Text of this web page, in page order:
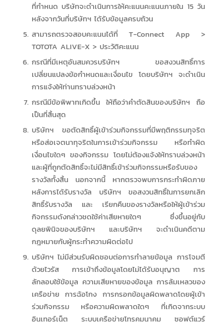
ที่กำหนด บริษัทจะดำเนินการให้คะแนนคะแนนภายใน 15 วัน
หลังจากวันที่บริษัทฯ ได้รับข้อมูลครบถ้วน
สามารถตรวจสอบคะแนนได้ที่ T-Connect App >
TOTOTA ALIVE-X > ประวัติคะแนน
กรณีที่มีเหตุอันสมควรบริษัทฯ ขอสงวนสิทธิ์การ
เปลี่ยนแปลงข้อกำหนดและเงื่อนไข โดยบริษัทฯ จะดำเนิน
การแจ้งให้ท่านทราบล่วงหน้า
กรณีมีข้อพิพาทเกิดขึ้น ให้ถือว่าคำตัดสินของบริษัทฯ ถือ
เป็นที่สิ้นสุด
บริษัทฯ ขอตัดสิทธิ์ผู้เข้าร่วมกิจกรรมที่มีพฤติกรรมทุจริต
หรือส่อเจตนาทุจริตในการเข้าร่วมกิจกรรม หรือทำผิด
เงื่อนไขใดๆ ของกิจกรรม โดยไม่ต้องแจ้งให้ทราบล่วงหน้า
และผู้ที่ถูกตัดสิทธิ์จะไม่มีสิทธิ์เข้าร่วมกิจกรรมหรือรับของ
รางวัลทั้งสิ้น นอกจากนี้ หากตรวจพบการกระทำผิดภาย
หลังการได้รับรางวัล บริษัทฯ ขอสงวนสิทธิ์ในการยกเลิก
สิทธิ์รับรางวัล และ เรียกคืนของรางวัลหรือให้ผู้เข้าร่วม
กิจกรรมดังกล่าวชดใช้ค่าเสียหายใดๆ ซึ่งขึ้นอยู่กับ
ดุลยพินิจของบริษัทฯ และบริษัทฯ จะดำเนินคดีตาม
กฎหมายกับผู้กระทำความผิดต่อไป
บริษัทฯ ไม่มีส่วนรับผิดชอบต่อการทำลายข้อมูล การโจมตี
ด้วยไวรัส การเข้าถึงข้อมูลโดยไม่ได้รับอนุญาต การ
ลักลอบใช้ข้อมูล ความเสียหายของข้อมูล การล้มเหลวของ
เครือข่าย การฉ้อโกง การกรอกข้อมูลผิดพลาดโดยผู้เข้า
ร่วมกิจกรรม หรือความผิดพลาดใดๆ ที่เกิดจากระบบ
อินเทอร์เน็ต ระบบเครือข่ายโทรคมนาคม ซอฟต์แวร์